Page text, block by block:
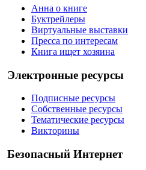
Анна о книге
Буктрейлеры
Виртуальные выставки
Пресса по интересам
Книга ищет хозяина
Электронные ресурсы
Подписные ресурсы
Собственные ресурсы
Тематические ресурсы
Викторины
Безопасный Интернет